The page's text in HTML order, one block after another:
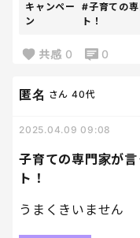
キャンペー
ン
#子育ての
ト！
共感 0 0
子育ての専門家が
ト！
匿名 さん 40代
2025.04.09 09:08
うまくきいません